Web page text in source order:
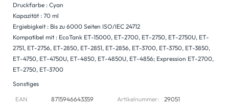
Druckfarbe : Cyan
Kapazität : 70 ml
Ergiebigkeit : Bis zu 6000 Seiten ISO/IEC 24712
Kompatibel mit : EcoTank ET-15000, ET-2700, ET-2750, ET-2750U, ET-
2751, ET-2756, ET-2850, ET-2851, ET-2856, ET-3700, ET-3750, ET-3850,
ET-4750, ET-4750U, ET-4850, ET-4850U, ET-4856; Expression ET-2700,
ET-2750, ET-3700
Sonstiges
EAN
8715946643359 Artikelnummer: 29051